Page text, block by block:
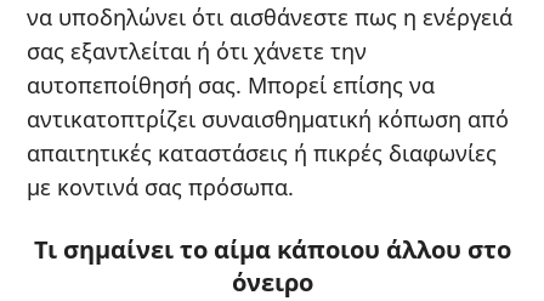
να υποδηλώνει ότι αισθάνεστε πως η ενέργειά
σας εξαντλείται ή ότι χάνετε την
αυτοπεποίθησή σας. Μπορεί επίσης να
αντικατοπτρίζει συναισθηματική κόπωση από
απαιτητικές καταστάσεις ή πικρές διαφωνίες
με κοντινά σας πρόσωπα.
Τι σημαίνει το αίμα κάποιου άλλου στο
όνειρο